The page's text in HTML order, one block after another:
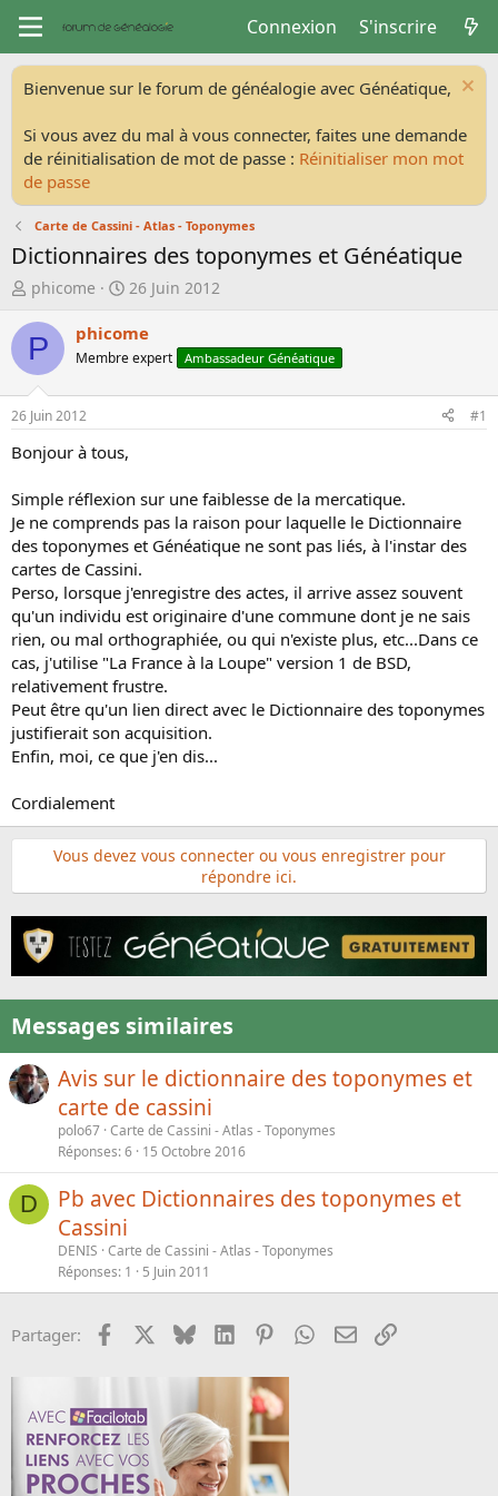
Connexion S'inscrire
Bienvenue sur le forum de généalogie avec Généatique,
Si vous avez du mal à vous connecter, faites une demande
de réinitialisation de mot de passe : Réinitialiser mon mot
de passe
Carte de Cassini - Atlas - Toponymes
Dictionnaires des toponymes et Généatique
A
t
e
u
r
d
e
l
d
i
s
c
u
s
s
i
o
n
phicome
D
t
e
e
é
t
26 Juin 2012
P phicome
Membre expert Ambassadeur Généatique
26 Juin 2012 #1
Bonjour à tous,
Simple réflexion sur une faiblesse de la mercatique.
Je ne comprends pas la raison pour laquelle le Dictionnaire
des toponymes et Généatique ne sont pas liés, à l'instar des
cartes de Cassini.
Perso, lorsque j'enregistre des actes, il arrive assez souvent
qu'un individu est originaire d'une commune dont je ne sais
rien, ou mal orthographiée, ou qui n'existe plus, etc...Dans ce
cas, j'utilise "La France à la Loupe" version 1 de BSD,
relativement frustre.
Peut être qu'un lien direct avec le Dictionnaire des toponymes
justifierait son acquisition.
Enfin, moi, ce que j'en dis...
Cordialement
Vous devez vous connecter ou vous enregistrer pour
répondre ici.
Messages similaires
Avis sur le dictionnaire des toponymes et
carte de cassini
polo67 Carte de Cassini - Atlas - Toponymes
Réponses 6 15 Octobre 2016
D
Pb avec Dictionnaires des toponymes et
Cassini
DENIS Carte de Cassini - Atlas - Toponymes
Réponses 1 5 Juin 2011
Partager: Facebook BlueskyLinkedInPinterestWhatsApp
EmailLien